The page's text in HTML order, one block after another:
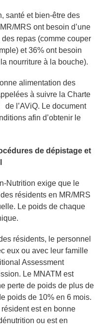
santé et bien-être des
MRS ont besoin d’une
repas (comme couper
et 36% ont besoin
nourriture à la bouche).
alimentation des
à suivre la Charte
l’AViQ. Le document
afin d’obtenir le
de dépistage et
Nutrition exige que le
résidents en MR/MRS
Le poids de chaque
résidents, le personnel
eux ou avec leur famille
Assessment
Le MNATM est
perte de poids de plus de
poids de 10% en 6 mois.
est en bonne
ou est en